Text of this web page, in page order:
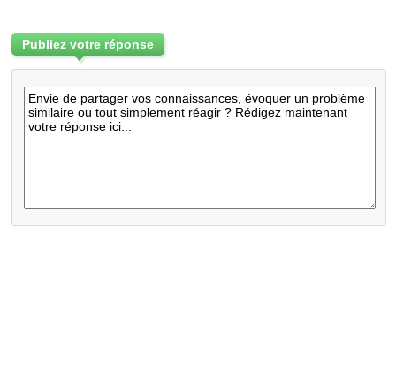
Publiez votre réponse